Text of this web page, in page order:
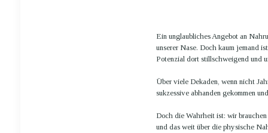
Ein unglaubliches Angebot an
unserer Nase. Doch kaum jemand
Potenzial dort stillschweigend und
Über viele Dekaden, wenn nicht
sukzessive abhanden gekommen
Doch die Wahrheit ist: wir
und das weit über die physische